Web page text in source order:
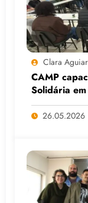
Clara Aguiar
CAMP
Solidária
Faculdade
Viamão (RS)
26.05.2026